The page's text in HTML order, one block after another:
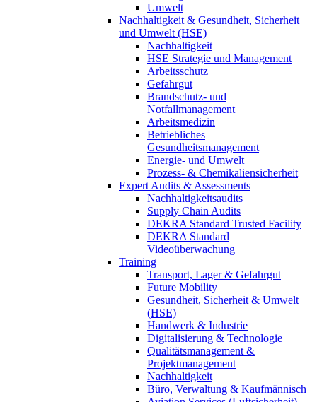
Umwelt
Nachhaltigkeit & Gesundheit, Sicherheit
und Umwelt (HSE)
Nachhaltigkeit
HSE Strategie und Management
Arbeitsschutz
Gefahrgut
Brandschutz- und
Notfallmanagement
Arbeitsmedizin
Betriebliches
Gesundheitsmanagement
Energie- und Umwelt
Prozess- & Chemikaliensicherheit
Expert Audits & Assessments
Nachhaltigkeitsaudits
Supply Chain Audits
DEKRA Standard Trusted Facility
DEKRA Standard
Videoüberwachung
Training
Transport, Lager & Gefahrgut
Future Mobility
Gesundheit, Sicherheit & Umwelt
(HSE)
Handwerk & Industrie
Digitalisierung & Technologie
Qualitätsmanagement &
Projektmanagement
Nachhaltigkeit
Büro, Verwaltung & Kaufmännisch